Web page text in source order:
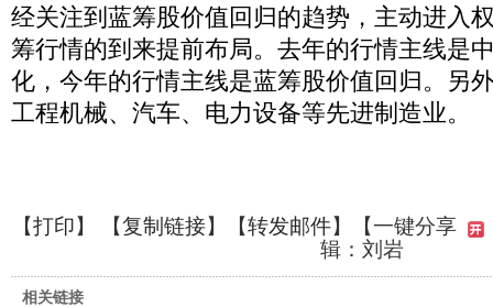
经关注到蓝筹股价值回归的趋势，主动进入
筹行情的到来提前布局。去年的行情主线是
化，今年的行情主线是蓝筹股价值回归。另
工程机械、汽车、电力设备等先进制造业。
【打印】 【复制链接】【转发邮件】
【一键分享
辑：刘岩
相关链接